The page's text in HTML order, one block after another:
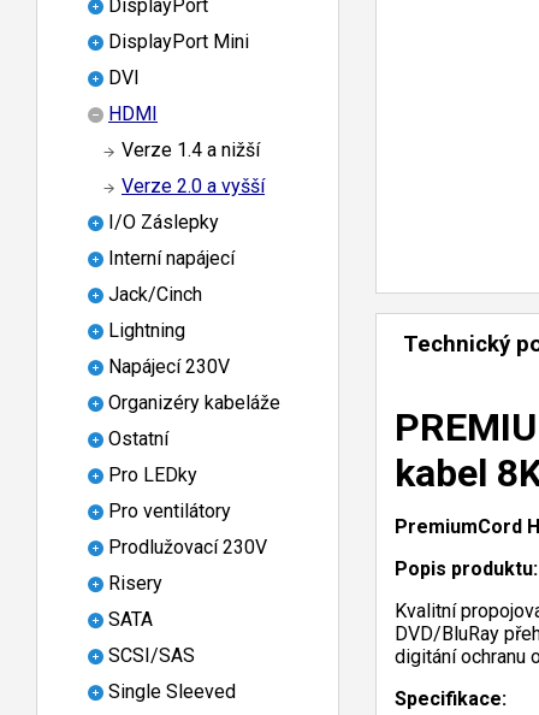
DisplayPort
DisplayPort Mini
DVI
HDMI
Verze 1.4 a nižší
Verze 2.0 a vyšší
I/O Záslepky
Interní napájecí
Jack/Cinch
Lightning
Napájecí 230V
Organizéry kabeláže
Ostatní
Pro LEDky
Pro ventilátory
Prodlužovací 230V
Risery
SATA
SCSI/SAS
Single Sleeved
Technický
kabel
PremiumCord
Popis produktu:
Kvalitní
DVD/BluRay
digitání ochranu
Specifikace: